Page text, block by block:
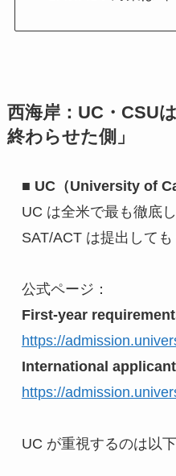
西海岸：UC・CSU
終わらせた側」
■ UC（University of
UC は全米で最も徹底
SAT/ACT は提出して
公式ページ：
First-year
https://
International
https://
UC が重視するのは以